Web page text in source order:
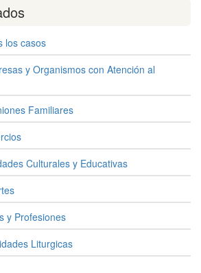
los casos
y Organismos con Atención al
Familiares
Culturales y Educativas
y Profesiones
Liturgicas